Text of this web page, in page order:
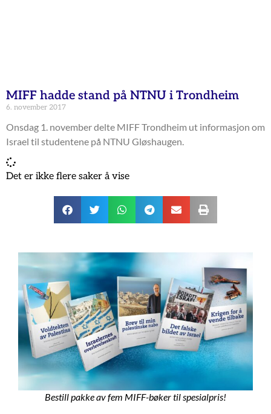
MIFF hadde stand på NTNU i Trondheim
6. november 2017
Onsdag 1. november delte MIFF Trondheim ut informasjon om
Israel til studentene på NTNU Gløshaugen.
Det er ikke flere saker å vise
Bestill pakke av fem MIFF-bøker til spesialpris!